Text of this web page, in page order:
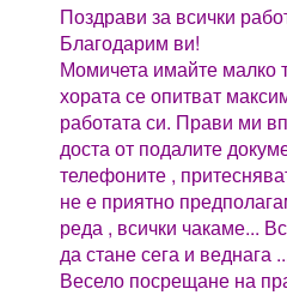
Поздрави за всички
Благодарим ви!
Момичета имайте малко
хората се опитват
работата си. Прави ми
доста от подалите
телефоните ,
не е приятно
реда , всички чакаме...
да стане сега и веднага
Весело посрещане на